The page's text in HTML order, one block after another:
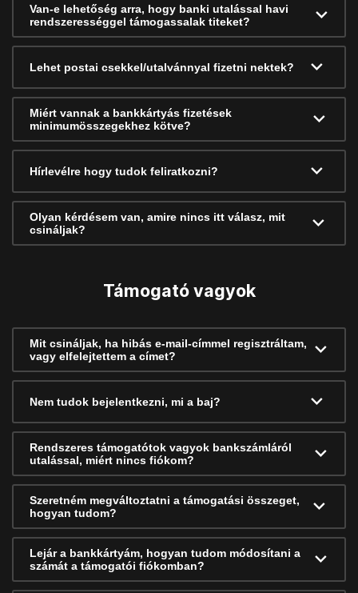
Van-e lehetőség arra, hogy banki utalással havi
rendszerességgel támogassalak titeket?
Lehet postai csekkel/utalvánnyal fizetni nektek?
Miért vannak a bankkártyás fizetések
minimumösszegekhez kötve?
Hírlevélre hogy tudok feliratkozni?
Olyan kérdésem van, amire nincs itt válasz, mit
csináljak?
Támogató vagyok
Mit csináljak, ha hibás e-mail-címmel regisztráltam,
vagy elfelejtettem a címet?
Nem tudok bejelentkezni, mi a baj?
Rendszeres támogatótok vagyok bankszámláról
utalással, miért nincs fiókom?
Szeretném megváltoztatni a támogatási összeget,
hogyan tudom?
Lejár a bankkártyám, hogyan tudom módosítani a
számát a támogatói fiókomban?